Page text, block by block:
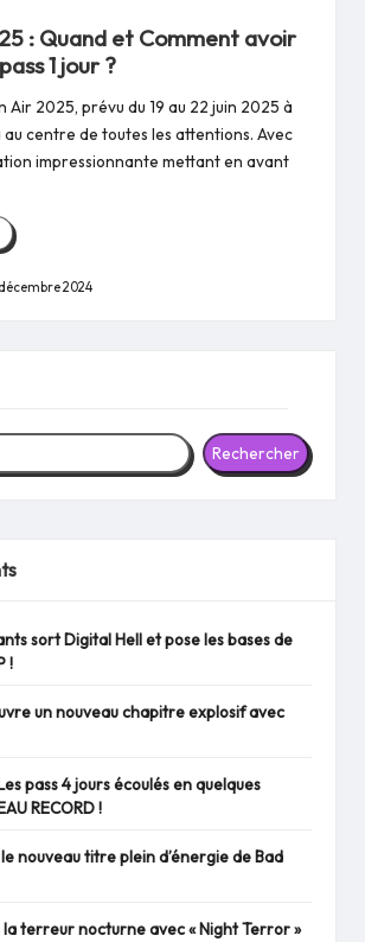
: Quand et Comment avoir
1 jour ?
Air 2025, prévu du 19 au 22 juin 2025 à
au centre de toutes les attentions. Avec
impressionnante mettant en avant
2024
Rechercher
sort Digital Hell et pose les bases de
!
un nouveau chapitre explosif avec
pass 4 jours écoulés en quelques
RECORD !
nouveau titre plein d’énergie de Bad
la terreur nocturne avec « Night Terror »